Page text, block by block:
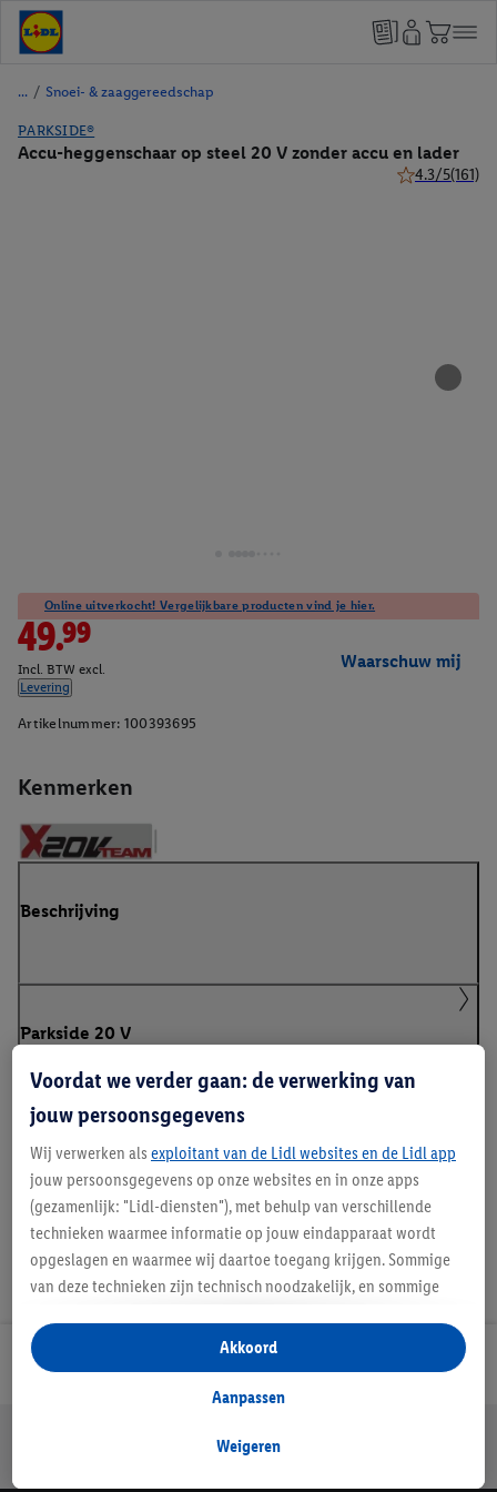
/ Snoei- & zaaggereedschap
PARKSIDE®
Accu-heggenschaar op steel 20 V zonder accu en lader
4.3/5(161)
Kenmerken
Online uitverkocht! Vergelijkbare producten vind je hier.
49.99
Incl. BTW excl.
Levering
Waarschuw mij
Artikelnummer: 100393695
Beschrijving
Parkside 20 V
Handleidingen en downloads
Veilig winkelen
Voordat we verder gaan: de verwerking van
jouw persoonsgegevens
Wij verwerken als exploitant van de Lidl websites en de Lidl app
jouw persoonsgegevens op onze websites en in onze apps
(gezamenlijk: "Lidl-diensten"), met behulp van verschillende
technieken waarmee informatie op jouw eindapparaat wordt
opgeslagen en waarmee wij daartoe toegang krijgen. Sommige
van deze technieken zijn technisch noodzakelijk, en sommige
opslaan van voorkeursinstellingen, het verzamelen en
analyseren van statistieken of voor het tonen van
gepersonaliseerde reclame binnen en buiten de Lidl-diensten.
gegevens over jouw aankoopgedrag in de winkel ook voor de
Weigeren
Aanpassen
Akkoord